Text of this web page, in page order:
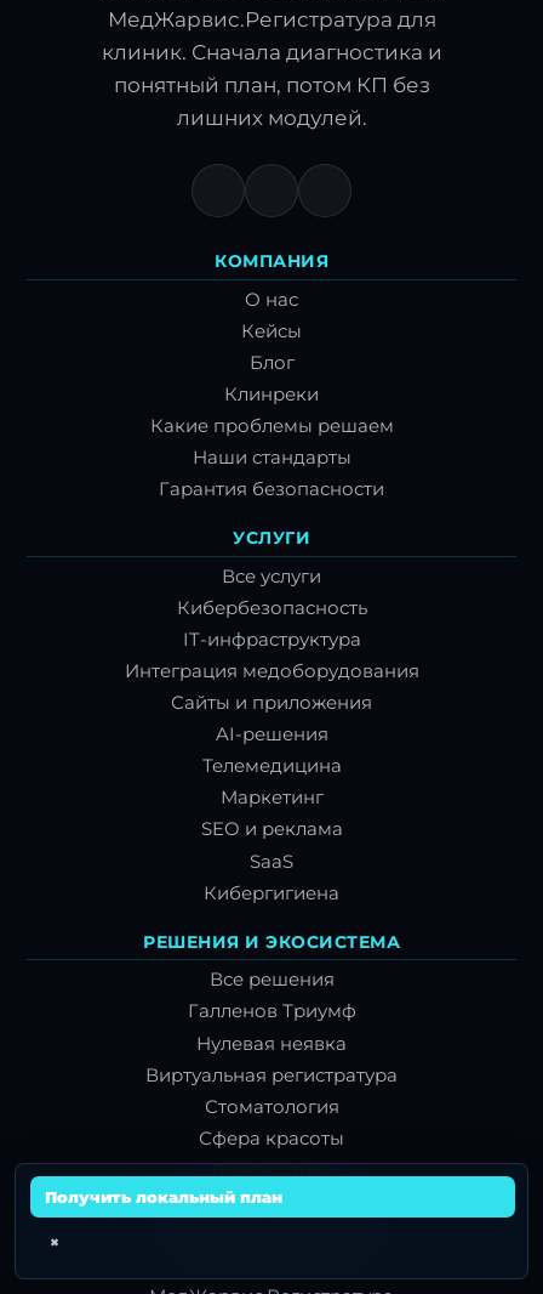
МедЖарвис.Регистратура для
клиник. Сначала диагностика и
понятный план, потом КП без
лишних модулей.
КОМПАНИЯ
О нас
Кейсы
Блог
Клинреки
Какие проблемы решаем
Наши стандарты
Гарантия безопасности
УСЛУГИ
Все услуги
Кибербезопасность
IT-инфраструктура
Интеграция медоборудования
Сайты и приложения
AI-решения
Телемедицина
Маркетинг
SEO и реклама
SaaS
Кибергигиена
РЕШЕНИЯ И ЭКОСИСТЕМА
Все решения
Галленов Триумф
Нулевая неявка
Виртуальная регистратура
Стоматология
Сфера красоты
Диагностика
Гиппократов старт
Получить локальный план
×